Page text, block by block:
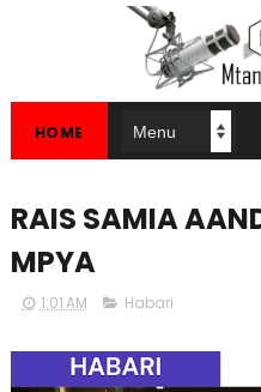
HOME
RAIS SAMIA
MPYA
1:01 AM Habari